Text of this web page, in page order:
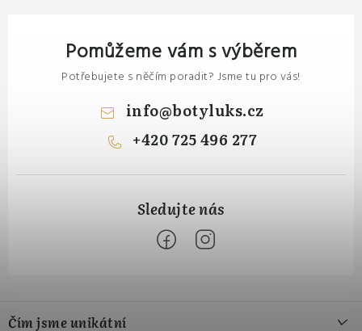
Pomůžeme vám s výběrem
Potřebujete s něčím poradit? Jsme tu pro vás!
info@botyluks.cz
+420 725 496 277
áČím jsme unikátní